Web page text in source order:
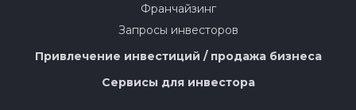
Франчайзинг
Запросы инвесторов
Привлечение инвестиций / продажа бизнеса
Сервисы для инвестора